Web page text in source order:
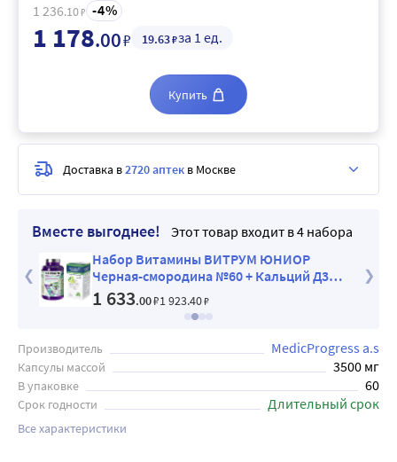
Вместе выгоднее!
Этот товар входит в 4 набора
Набор Витамины ВИТРУМ ЮНИОР
Черная-смородина №60 + Кальций Д3
Никомед №60 мята со скидкой
1 633.00₽1 923.40₽
Производитель MedicProgress a.s
Капсулы массой 3500 мг
В упаковке 60
Срок годности Длительный срок
Все характеристики
1 236.10₽ 4
1 178.00₽ 19.63₽за 1 ед.
Купить
Доставка в2720 аптек в Москве